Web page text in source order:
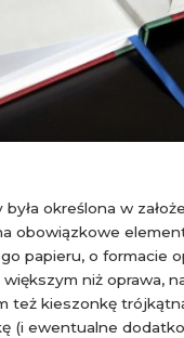
określona w
obowiązkowe
papieru, o formacie
niż oprawa,
też kieszonkę
(i ewentualne